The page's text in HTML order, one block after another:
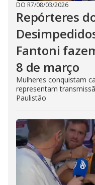
DO R7/08/03/2026
Repórteres
Fantoni
8 de março
Mulheres conquistam
representam
Paulistão